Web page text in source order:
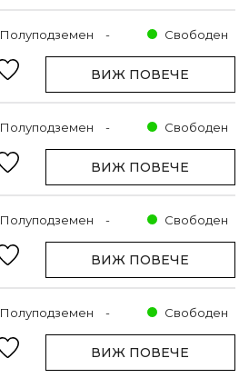
Полуподземен - Свободен
ВИЖ ПОВЕЧЕ
Полуподземен - Свободен
ВИЖ ПОВЕЧЕ
Полуподземен - Свободен
ВИЖ ПОВЕЧЕ
Полуподземен - Свободен
ВИЖ ПОВЕЧЕ